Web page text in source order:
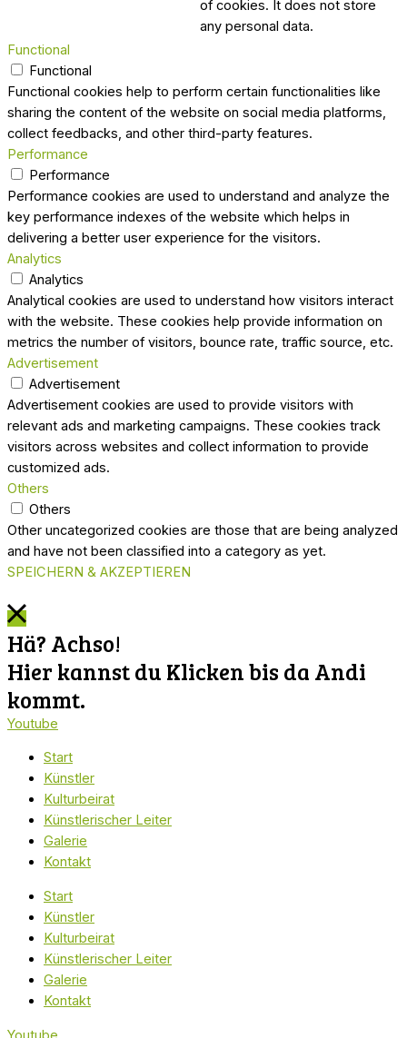
of cookies. It does not store
any personal data.
Functional
Functional
Functional cookies help to perform certain functionalities like
sharing the content of the website on social media platforms,
collect feedbacks, and other third-party features.
Performance
Performance
Performance cookies are used to understand and analyze the
key performance indexes of the website which helps in
delivering a better user experience for the visitors.
Analytics
Analytics
Analytical cookies are used to understand how visitors interact
with the website. These cookies help provide information on
metrics the number of visitors, bounce rate, traffic source, etc.
Advertisement
Advertisement
Advertisement cookies are used to provide visitors with
relevant ads and marketing campaigns. These cookies track
visitors across websites and collect information to provide
customized ads.
Others
Others
Other uncategorized cookies are those that are being analyzed
and have not been classified into a category as yet.
SPEICHERN & AKZEPTIEREN
Hä? Achso!
Hier kannst du Klicken bis da Andi
kommt.
Youtube
Start
Künstler
Kulturbeirat
Künstlerischer Leiter
Galerie
Kontakt
Start
Künstler
Kulturbeirat
Künstlerischer Leiter
Galerie
Kontakt